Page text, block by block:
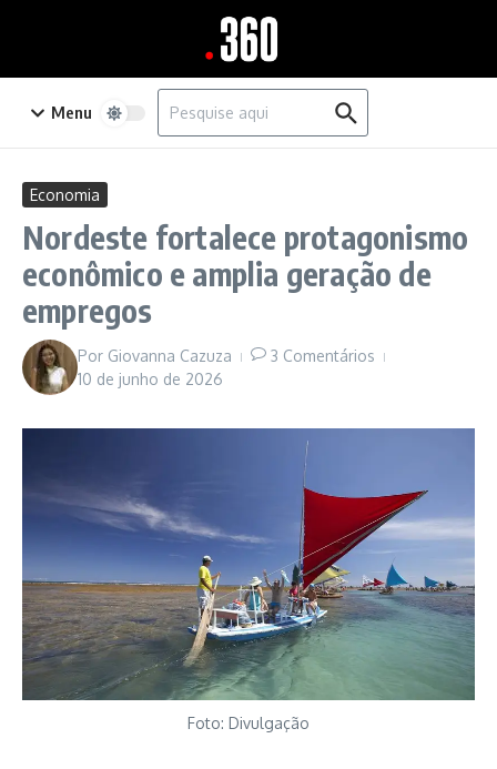
Menu
Procurar por:
Economia
Nordeste fortalece protagonismo
econômico e amplia geração de
empregos
Por Giovanna Cazuza
3 Comentários
10 de junho de 2026
Foto: Divulgação